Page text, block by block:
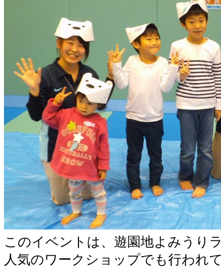
このイベントは、遊園地よみうり
人気のワークショップでも行われ